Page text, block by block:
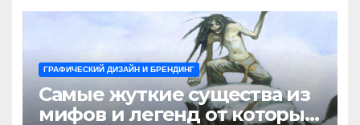
ГРАФИЧЕСКИЙ ДИЗАЙН И БРЕНДИНГ
Самые жуткие существа из
мифов и легенд от которых